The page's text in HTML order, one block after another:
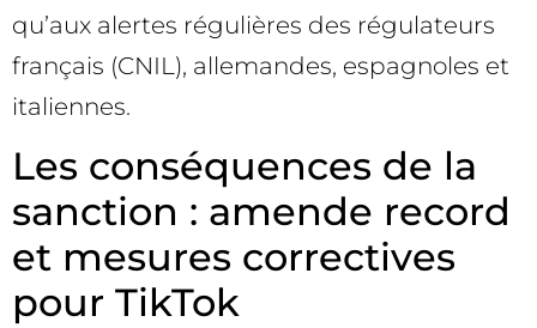
qu’aux alertes régulières des régulateurs
français (CNIL), allemandes, espagnoles et
italiennes.
Les conséquences de la
sanction : amende record
et mesures correctives
pour TikTok